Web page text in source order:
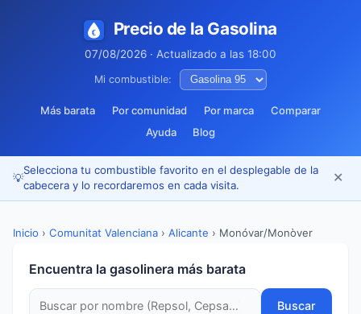
Precio de la Gasolina
07/08/2026 · Actualizado a las 18:00
Mi combustible:
Más barata Por comunidad Por marca
Comparar
Ayuda
Blog
💡
Selecciona tu combustible favorito en el desplegable de la
cabecera y lo recordaremos en cada visita.
✕
Inicio › Comunitat Valenciana › Alicante › Monóvar/Monòver
Encuentra la gasolinera más barata
Buscar